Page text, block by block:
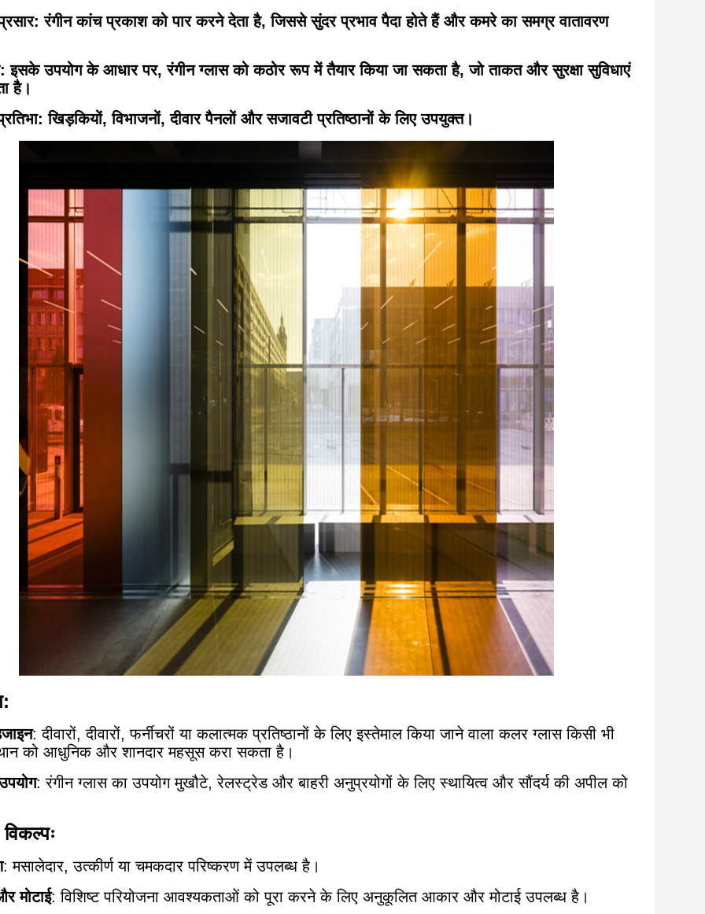
: रंगीन कांच प्रकाश को पार करने देता है, जिससे सुंदर प्रभाव पैदा होते हैं और कमरे का समग्र वातावरण
: इसके उपयोग के आधार पर, रंगीन ग्लास को कठोर रूप में तैयार किया जा सकता है, जो ताकत और सुरक्षा सुविधाएं
है।
: खिड़कियों, विभाजनों, दीवार पैनलों और सजावटी प्रतिष्ठानों के लिए उपयुक्त।
: दीवारों, दीवारों, फर्नीचरों या कलात्मक प्रतिष्ठानों के लिए इस्तेमाल किया जाने वाला कलर ग्लास किसी भी
को आधुनिक और शानदार महसूस करा सकता है।
: रंगीन ग्लास का उपयोग मुखौटे, रेलस्ट्रेड और बाहरी अनुप्रयोगों के लिए स्थायित्व और सौंदर्य की अपील को
: मसालेदार, उत्कीर्ण या चमकदार परिष्करण में उपलब्ध है।
मोटाई: विशिष्ट परियोजना आवश्यकताओं को पूरा करने के लिए अनुकूलित आकार और मोटाई उपलब्ध है।